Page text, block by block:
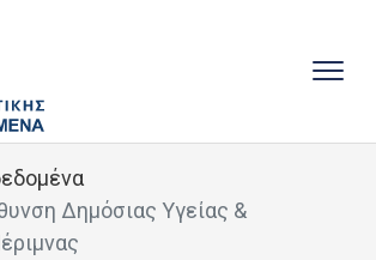
Δημόσιας Υγείας &